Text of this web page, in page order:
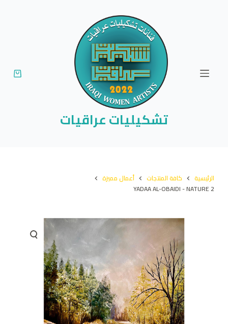
تشكيليات عراقيات
الرئيسية كافة المنتجات
أعمال مميزة
YADAA AL-OBAIDI - NATURE 2